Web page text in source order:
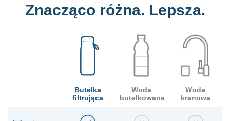
Znacząco różna. Lepsza.
Butelka
filtrująca
Woda
butelkowana
Woda
kranowa